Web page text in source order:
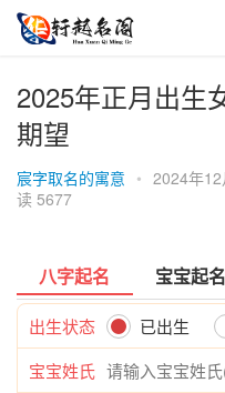
2025年正月出生
期望
宸字取名的寓意 • 2024年
读 5677
八字起名 宝宝起名
出生状态 已出生
宝宝姓氏